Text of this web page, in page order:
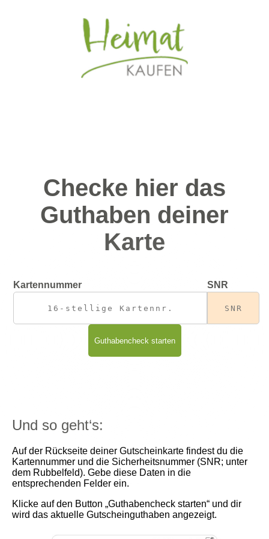
Checke hier das
Guthaben deiner
Karte
Kartennummer SNR
Guthabencheck starten
Und so geht‘s:
Auf der Rückseite deiner Gutscheinkarte findestdu die
Kartennummer und die Sicherheitsnummer (SNR; unter
dem Rubbelfeld). Gebe diese Daten in die
entsprechenden Felder ein.
Klicke auf den Button „Guthabencheck starten“ und dir
wird das aktuelle Gutscheinguthaben angezeigt.